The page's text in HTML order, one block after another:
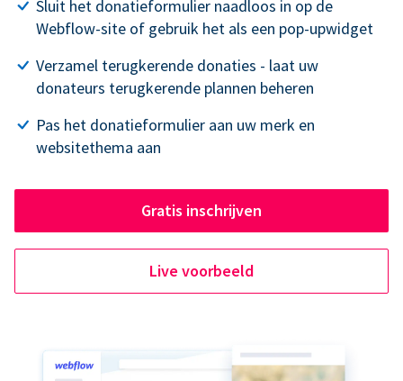
Sluit het donatieformulier naadloos in op de
Webflow-site of gebruik het als een pop-upwidget
Verzamel terugkerende donaties - laat uw
donateurs terugkerende plannen beheren
Pas het donatieformulier aan uw merk en
websitethema aan
Gratis inschrijven
Live voorbeeld